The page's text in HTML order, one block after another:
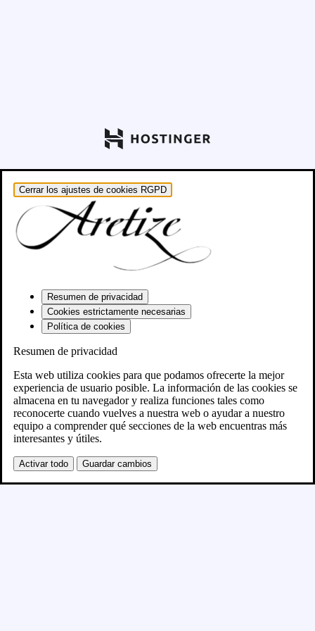
Próximamente
Se está creando el nuevo sitio WordPress y se
publicará en breve
Cerrar los ajustes de cookies RGPD
Resumen de privacidad
Cookies estrictamente necesarias
Política de cookies
Resumen de privacidad
Esta web utiliza cookies para que podamos ofrecerte la mejor
experiencia de usuario posible. La información de las cookies se
almacena en tu navegador y realiza funciones tales como
reconocerte cuando vuelves a nuestra web o ayudar a nuestro
equipo a comprender qué secciones de la web encuentras más
interesantes y útiles.
Activar todo Guardar cambios